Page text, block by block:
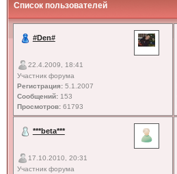
Список пользователей
#Den#
22.4.2009, 18:41
Участник форума
Регистрация:5.1.2007
Сообщений:153
Просмотров:61793
***beta***
17.10.2010, 20:31
Участник форума